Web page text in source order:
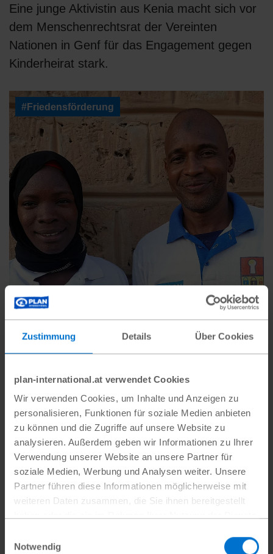
Zustimmung Details Über Cookies
plan-international.at verwendet Cookies
Wir verwenden Cookies, um Inhalte und Anzeigen zu
personalisieren, Funktionen für soziale Medien anbieten
zu können und die Zugriffe auf unsere Website zu
analysieren. Außerdem geben wir Informationen zu Ihrer
Verwendung unserer Website an unsere Partner für
soziale Medien, Werbung und Analysen weiter. Unsere
Partner führen diese Informationen möglicherweise mit
weiteren Daten zusammen, die Sie ihnen bereitgestellt
Datenschutz
Notwendig
Eine junge Aktivistin aus Kenia macht sich vor
dem Menschenrechtsrat der Vereinten
Nationen in Genf für das Engagement gegen
Kinderheirat stark.
#Friedensförderung
Jugendliche arbeiten für
Frieden in Timbuktu
Inmitten der anhaltenden Konflikte in Mali
arbeiten junge Aktivist:innen engagiert an
einem Friedensprojekt. Ihr Ziel: Dialoge
eröffnen und den…
#SDG